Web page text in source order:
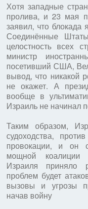
Хотя западные
пролива, и 23 мая
заявил, что блокада
Соединённые
целостность всех
министр
посетивший США,
вывод, что никакой
не окажет. А
вообще в
Израиль не начинал
Таким образом,
судоходства,
провокации, и он
мощной коалиции
Израиля приняло
проблем будет
вызовы и угрозы
начав войну